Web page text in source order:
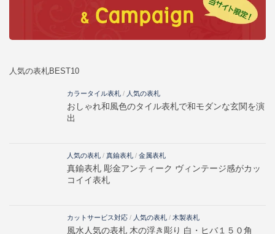
人気の表札BEST10
カラータイル表札 / 人気の表札
おしゃれ和風色のタイル表札で和モダンな玄関を演
出
人気の表札 / 真鍮表札 / 金属表札
真鍮表札 彫金アンティーク ヴィンテージ感がカッ
コイイ表札
カットサービス対応 / 人気の表札 / 木製表札
風水人気の表札 木の浮き彫り 白・ヒバ１５０角